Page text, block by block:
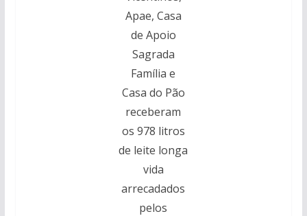
Apae, Casa
de Apoio
Sagrada
Família e
Casa do Pão
receberam
os 978 litros
de leite longa
vida
arrecadados
pelos